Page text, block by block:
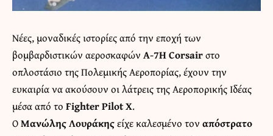
Νέες, μοναδικές ιστορίες από την εποχή των
βομβαρδιστικών αεροσκαφών A-7H Corsairστο
οπλοστάσιο της Πολεμικής Αεροπορίας, έχουν την
ευκαιρία να ακούσουν οι λάτρεις της Αεροπορικής Ιδέας
μέσα από το Fighter Pilot X.
ΟΜανώλης Λουράκηςείχε καλεσμένο τον απόστρατο